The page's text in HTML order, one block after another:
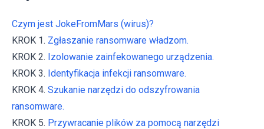
Czym jest JokeFromMars (wirus)?
KROK 1. Zgłaszanie ransomware władzom.
KROK 2. Izolowanie zainfekowanego urządzenia.
KROK 3. Identyfikacja infekcji ransomware.
KROK 4. Szukanie narzędzi do odszyfrowania
ransomware.
KROK 5. Przywracanie plików za pomocą narzędzi